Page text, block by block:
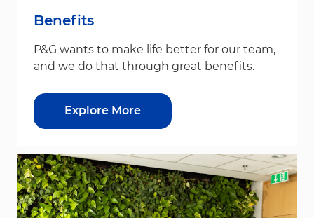
Benefits
P&G wants to make life better for our team,
and we do that through great benefits.
Explore More